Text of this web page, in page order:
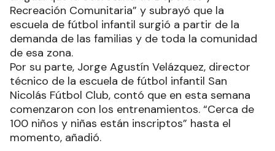
Recreación Comunitaria” y subrayó que la
escuela de fútbol infantil surgió a partir de la
demanda de las familias y de toda la comunidad
de esa zona.
Por su parte, Jorge Agustín Velázquez, director
técnico de la escuela de fútbol infantil San
Nicolás Fútbol Club, contó que en esta semana
comenzaron con los entrenamientos. “Cerca de
100 niños y niñas están inscriptos” hasta el
momento, añadió.